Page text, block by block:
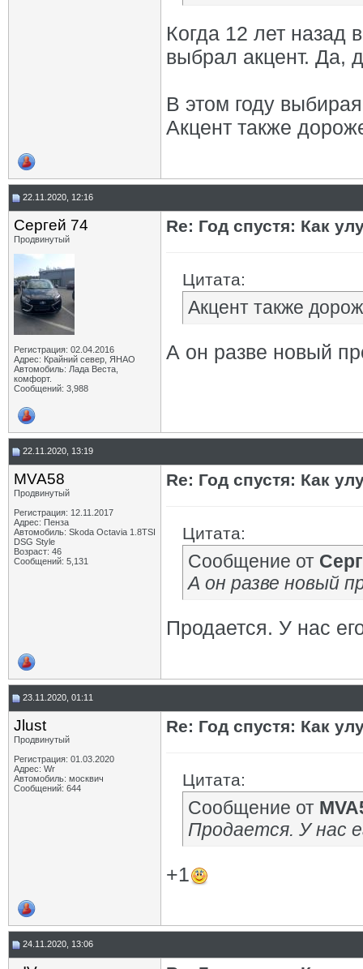
Когда 12 лет назад
выбрал акцент. Да,
В этом году
Акцент также
22.11.2020, 12:16
Сергей 74
Продвинутый
Регистрация: 02.04.2016
Адрес: Крайний север, ЯНАО
Автомобиль: Лада Веста,
комфорт.
Сообщений: 3,988
Re: Год спустя: Как
Цитата:
Акцент также
А он разве новый
22.11.2020, 13:19
MVA58
Продвинутый
Регистрация: 12.11.2017
Адрес: Пенза
Автомобиль: Skoda Octavia 1.8TSI
DSG Style
Возраст: 46
Сообщений: 5,131
Re: Год спустя: Как
Цитата:
Сообщение от
А он разве новый
Продается. У нас
23.11.2020, 01:11
Jlust
Продвинутый
Регистрация: 01.03.2020
Адрес: Wr
Автомобиль: москвич
Сообщений: 644
Re: Год спустя: Как
Цитата:
Сообщение от
Продается. У нас
+1
24.11.2020, 13:06